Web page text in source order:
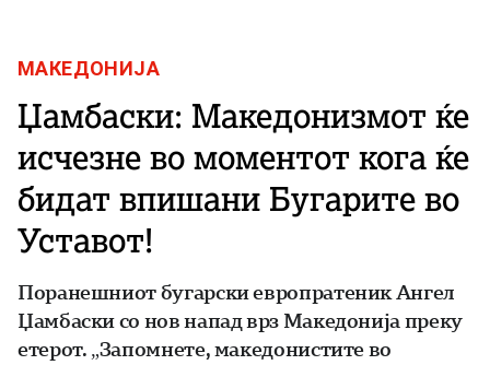
МАКЕДОНИЈА
Џамбаски: Македонизмот ќе
исчезне во моментот кога ќе
бидат впишани Бугарите во
Уставот!
Поранешниот бугарски европратеник Ангел
Џамбаски со нов напад врз Македонија преку
етерот. „Запомнете, македонистите во